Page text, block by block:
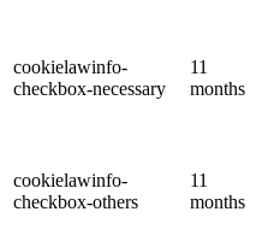
cookielawinfo-
checkbox-necessary
11
months
cookielawinfo-
checkbox-others
11
months